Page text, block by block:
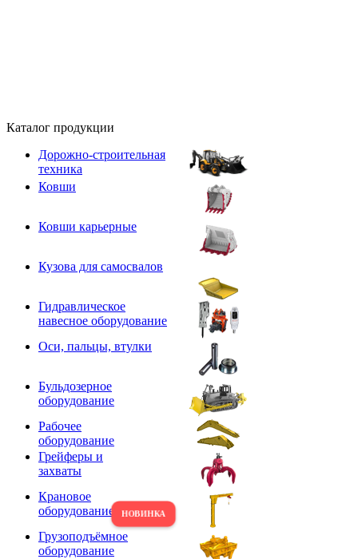
Каталог продукции
Дорожно-строительная
техника
Ковши
Ковши карьерные
Кузова для самосвалов
Гидравлическое
навесное оборудование
Оси, пальцы, втулки
Бульдозерное
оборудование
Рабочее
оборудование
Грейферы и
захваты
Крановое
оборудование
Грузоподъёмное
оборудование